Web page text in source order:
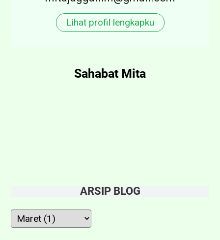
Lihat profil lengkapku
Sahabat Mita
ARSIP BLOG